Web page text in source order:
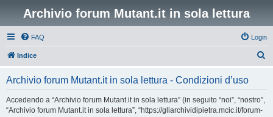
Archivio forum Mutant.it in sola lettura
FAQ Login
Indice
Archivio forum Mutant.it in sola lettura - Condizioni d’uso
Accedendo a “Archivio forum Mutant.it in sola lettura” (in seguito “noi”, “nostro”,
“Archivio forum Mutant.it in sola lettura”, “https://gliarchividipietra.mcic.it/forum-